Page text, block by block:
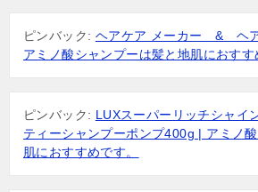
シ
ピンバック: ヘアケア メーカー & ヘ
アミノ酸シャンプーは髪と地肌におすす
ピンバック: LUXスーパーリッチシャイ
ティーシャンプーポンプ400g | アミノ
肌におすすめです。